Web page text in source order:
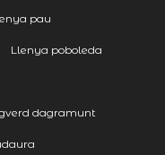
pau
Llenya poboleda
dagramunt